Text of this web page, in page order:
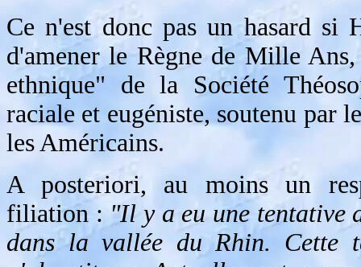
Ce n'est donc pas un hasard si
d'amener le Règne de Mille
ethnique" de la Société
raciale et eugéniste, soutenu par
les Américains.
A posteriori, au moins un
filiation :"Il y a eu une tentative
dans la vallée du Rhin. Cette